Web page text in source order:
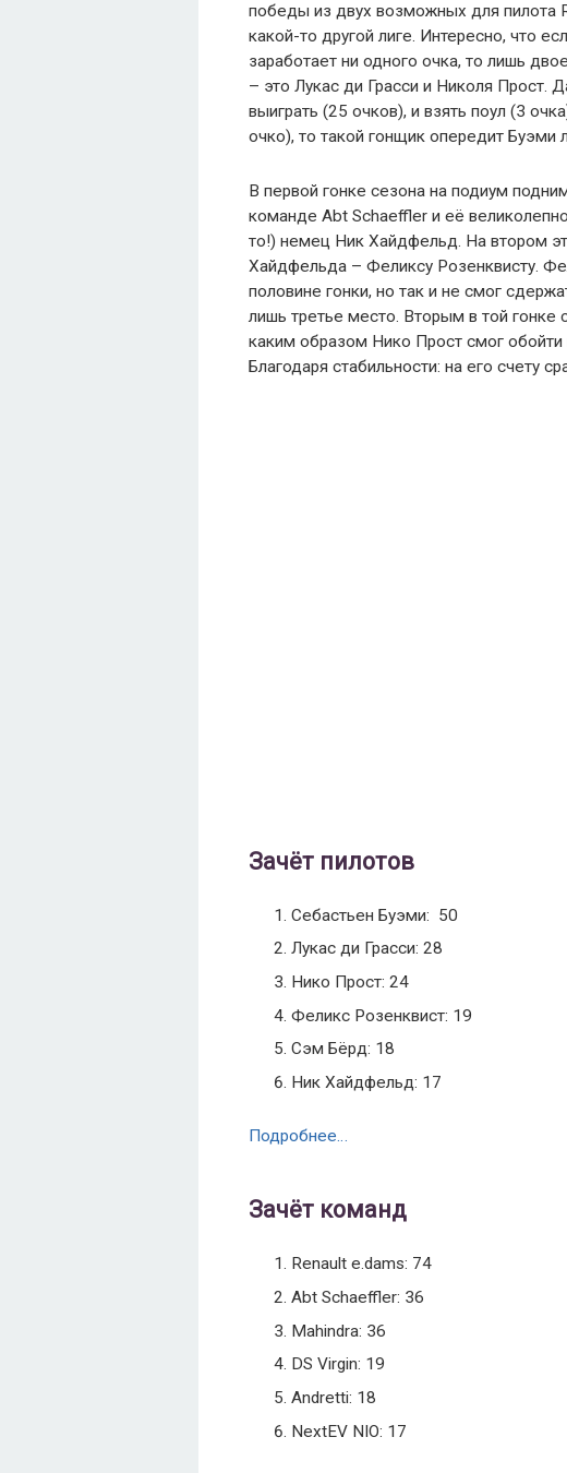
победы из двух возможных для пилота
какой-то другой лиге. Интересно, что
заработает ни одного очка, то лишь
– это Лукас ди Грасси и Николя Прост.
выиграть (25 очков), и взять поул (3
очко), то такой гонщик опередит Буэми
В первой гонке сезона на подиум
команде Abt Schaeffler и её
то!) немец Ник Хайдфельд. На втором
Хайдфельда – Феликсу Розенквисту.
половине гонки, но так и не смог
лишь третье место. Вторым в той гонке
каким образом Нико Прост смог
Благодаря стабильности: на его счету
Зачёт пилотов
Себастьен Буэми: 50
Лукас ди Грасси: 28
Нико Прост: 24
Феликс Розенквист: 19
Сэм Бёрд: 18
Ник Хайдфельд: 17
Подробнее…
Зачёт команд
Renault e.dams: 74
Abt Schaeffler: 36
Mahindra: 36
DS Virgin: 19
Andretti: 18
NextEV NIO: 17